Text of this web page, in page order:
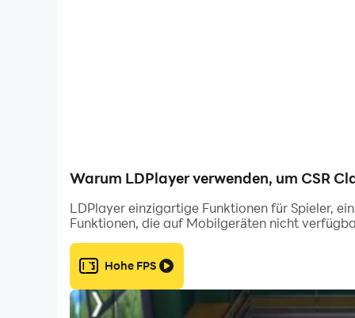
https://play.google.com/store/apps/
Lerne andere Spieler kennen und erfahre mehr
Warum LDPlayer verwenden, um CSR
LDPlayer einzigartige Funktionen für Spieler,
Funktionen, die auf Mobilgeräten nicht
Hohe FPS